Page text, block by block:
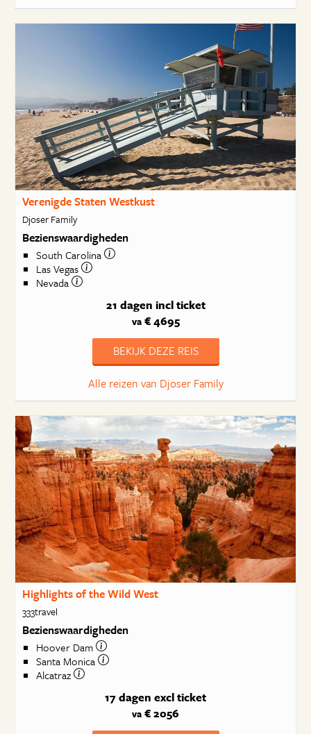
Verenigde Staten Westkust
Djoser Family
Bezienswaardigheden
South Carolina
Las Vegas
Nevada
21 dagen incl ticket
va€ 4695
BEKIJK DEZE REIS
Alle reizen van Djoser Family
Highlights of the Wild West
333travel
Bezienswaardigheden
Hoover Dam
Santa Monica
Alcatraz
17 dagen excl ticket
va € 2056